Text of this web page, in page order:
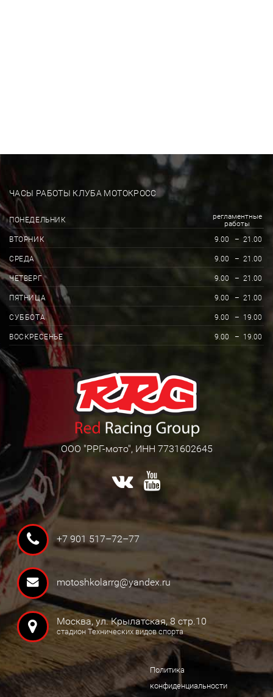
ЧАСЫ РАБОТЫ КЛУБА МОТОКРОСС
ПОНЕДЕЛЬНИК
регламентные
работы
ВТОРНИК
9.00 – 21.00
СРЕДА 9.00 – 21.00
ЧЕТВЕРГ 9.00 – 21.00
ПЯТНИЦА 9.00 – 21.00
СУББОТА 9.00 – 19.00
ВОСКРЕСЕНЬЕ 9.00 – 19.00
ООО "РРГ-мото", ИНН 7731602645
+7 901 517–72–77
motoshkolarrg@yandex.ru
Москва, ул. Крылатская, 8 стр.10
стадион Технических видов спорта
Политика
конфиденциальности